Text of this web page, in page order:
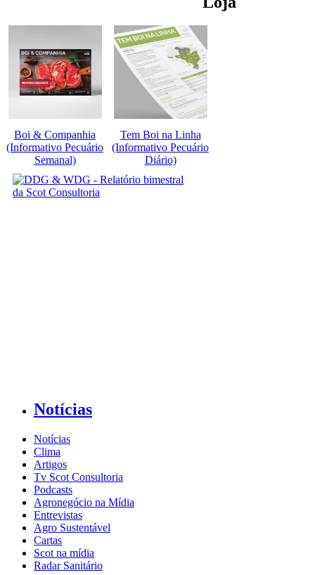
Boi & Companhia
(Informativo Pecuário
Semanal)
Tem Boi na Linha
(Informativo Pecuário
Diário)
Notícias
Notícias
Clima
Artigos
Tv Scot Consultoria
Podcasts
Agronegócio na Mídia
Entrevistas
Agro Sustentável
Cartas
Scot na mídia
Radar Sanitário